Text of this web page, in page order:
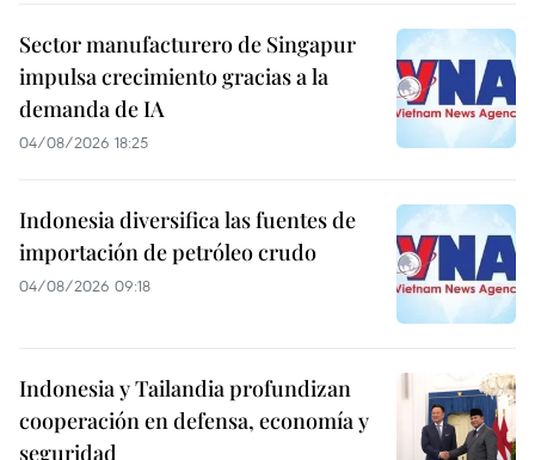
Sector manufacturero de Singapur
impulsa crecimiento gracias a la
demanda de IA
04/08/2026 18:25
Indonesia diversifica las fuentes de
importación de petróleo crudo
04/08/2026 09:18
Indonesia y Tailandia profundizan
cooperación en defensa, economía y
seguridad